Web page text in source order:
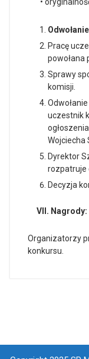
Pracę
powołana
Sprawy
komisji.
uczestnik
Wojciecha
Dyrektor
rozpatruje
Decyzja
VII. Nagrody:
Organizatorzy
konkursu.